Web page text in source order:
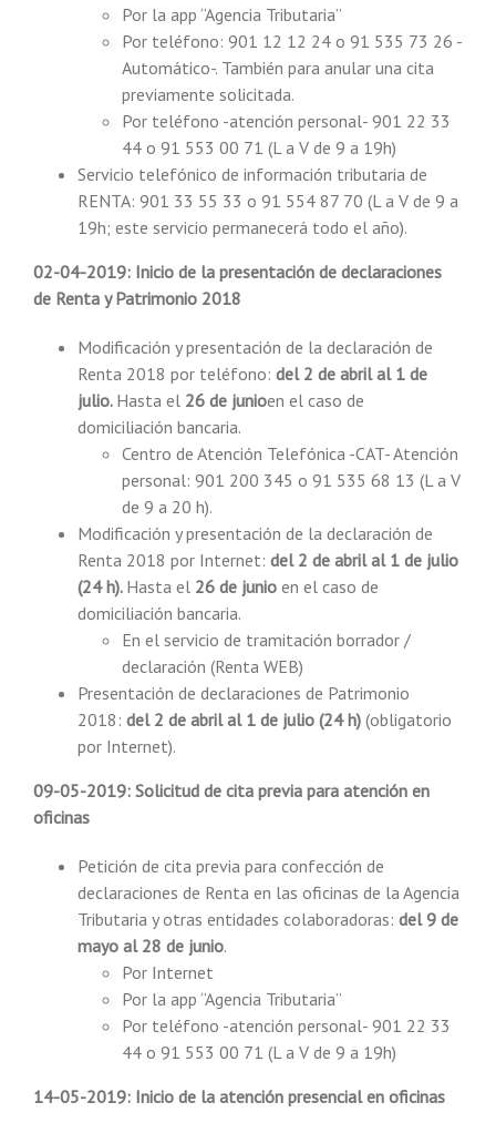
Por la app “Agencia Tributaria”
Por teléfono: 901 12 12 24 o 91 535 73 26 -
Automático-. También para anular una cita
previamente solicitada.
Por teléfono -atención personal- 901 22 33
44 o 91 553 00 71 (L a V de 9 a 19h)
Servicio telefónico de información tributaria de
RENTA: 901 33 55 33 o 91 554 87 70 (L a V de 9 a
19h; este servicio permanecerá todo el año).
02-04-2019: Inicio de la presentación de declaraciones
de Renta y Patrimonio 2018
Modificación y presentación de la declaración de
Renta 2018 por teléfono: del 2 de abril al 1 de
julio. Hasta el 26 de junioen el caso de
domiciliación bancaria.
Centro de Atención Telefónica -CAT- Atención
personal: 901 200 345 o 91 535 68 13 (L a V
de 9 a 20 h).
Modificación y presentación de la declaración de
Renta 2018 por Internet: del 2 de abril al 1 de julio
(24 h). Hasta el 26 de junio en el caso de
domiciliación bancaria.
En el servicio de tramitación borrador /
declaración (Renta WEB)
Presentación de declaraciones de Patrimonio
2018: del 2 de abril al 1 de julio (24 h) (obligatorio
por Internet).
09-05-2019: Solicitud de cita previa para atención en
oficinas
Petición de cita previa para confección de
declaraciones de Renta en las oficinas de la Agencia
Tributaria y otras entidades colaboradoras: del 9 de
mayo al 28 de junio.
Por Internet
Por la app “Agencia Tributaria”
Por teléfono -atención personal- 901 22 33
44 o 91 553 00 71 (L a V de 9 a 19h)
14-05-2019: Inicio de la atención presencial en oficinas